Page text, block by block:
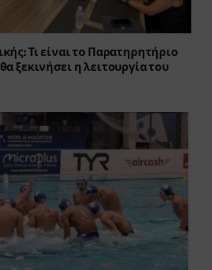
Τι είναι το Παρατηρητήριο
ξεκινήσει η λειτουργία του